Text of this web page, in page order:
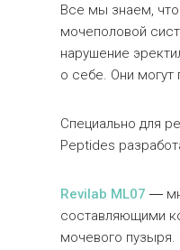
Все мы знаем, что
мочеполовой
нарушение
о себе. Они
Специально для
Peptides
Revilab ML07 ―
составляющими
мочевого пузыря.